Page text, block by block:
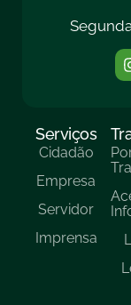
Serviços
Cidadão
Empresa
Servidor
Imprensa